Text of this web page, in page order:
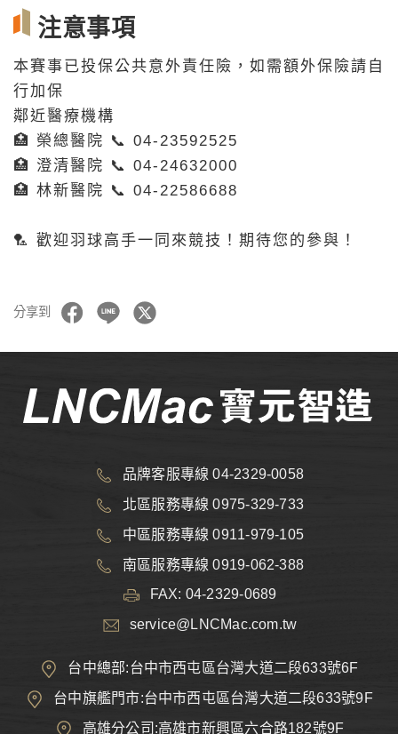
注意事項
本賽事已投保公共意外責任險，如需額外保險請自
行加保
鄰近醫療機構
🏥 榮總醫院 📞 04-23592525
🏥 澄清醫院 📞 04-24632000
🏥 林新醫院 📞 04-22586688
🏸 歡迎羽球高手一同來競技！期待您的參與！
分享到
品牌客服專線 04-2329-0058
北區服務專線 0975-329-733
中區服務專線 0911-979-105
南區服務專線 0919-062-388
FAX: 04-2329-0689
service@LNCMac.com.tw
台中總部:台中市西屯區台灣大道二段633號6F
台中旗艦門市:台中市西屯區台灣大道二段633號9F
高雄分公司:高雄市新興區六合路182號9F